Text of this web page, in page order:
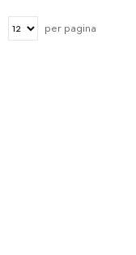
per pagina